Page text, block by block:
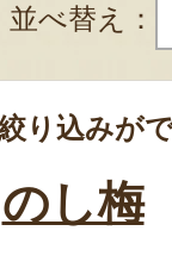
並べ替え：
り込みが
のし梅